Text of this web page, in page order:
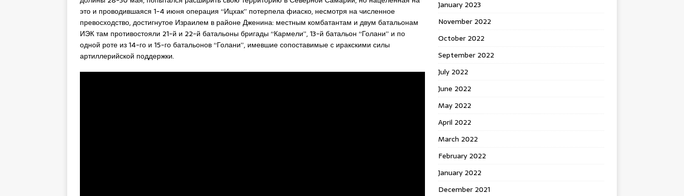
это и проводившаяся 1-4 июня операция “Ицхак” потерпела фиаско, несмотря на численное
превосходство, достигнутое Израилем в районе Дженина: местным комбатантам и двум батальонам
ИЭК там противостояли 21-й и 22-й батальоны бригады “Кармели”, 13-й батальон “Голани” и по
одной роте из 14-го и 15-го батальонов “Голани”, имевшие сопоставимые с иракскими силы
артиллерийской поддержки.
January 2023
November 2022
October 2022
September 2022
July 2022
June 2022
May 2022
April 2022
March 2022
February 2022
January 2022
December 2021